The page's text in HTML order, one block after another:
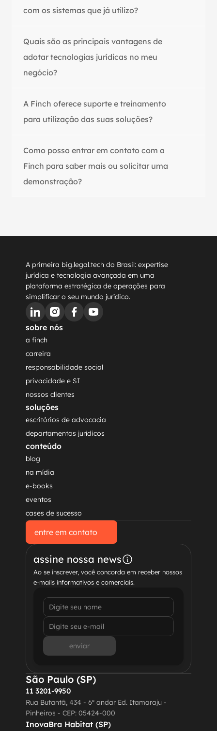
com os sistemas que já utilizo?
Quais são as principais vantagens de
adotar tecnologias jurídicas no meu
negócio?
A Finch oferece suporte e treinamento
para utilização das suas soluções?
Como posso entrar em contato com a
Finch para saber mais ou solicitar uma
demonstração?
A primeira big.legal.tech do Brasil: expertise
jurídica e tecnologia avançada em uma
plataforma estratégica de operações para
simplificar o seu mundo jurídico.
sobre nós
a finch
carreira
responsabilidade social
privacidade e SI
nossos clientes
soluções
escritórios de advocacia
departamentos jurídicos
conteúdo
blog
na mídia
e-books
eventos
cases de sucesso
entre em contato
entre em contato
assine nossa news
Ao se inscrever, você concorda em receber nossos
e-mails informativos e comerciais.
enviar
São Paulo (SP)
11 3201-9950
Rua Butantã, 434 - 6º andar Ed. Itamaraju -
Pinheiros - CEP: 05424-000
InovaBra Habitat (SP)